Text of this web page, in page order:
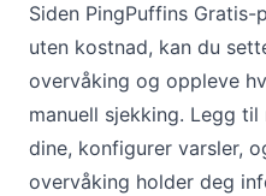
Siden PingPuffins
uten kostnad, kan du
overvåking og oppleve
manuell sjekking. Legg
dine, konfigurer varsler,
overvåking holder deg